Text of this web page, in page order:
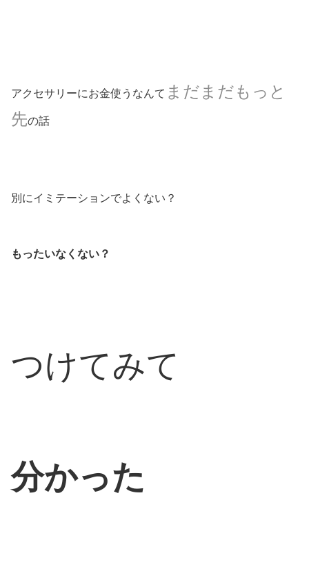
アクセサリーにお金使うなんて まだまだもっと
先の話
別にイミテーションでよくない？
もったいなくない？
つけてみて
分かった